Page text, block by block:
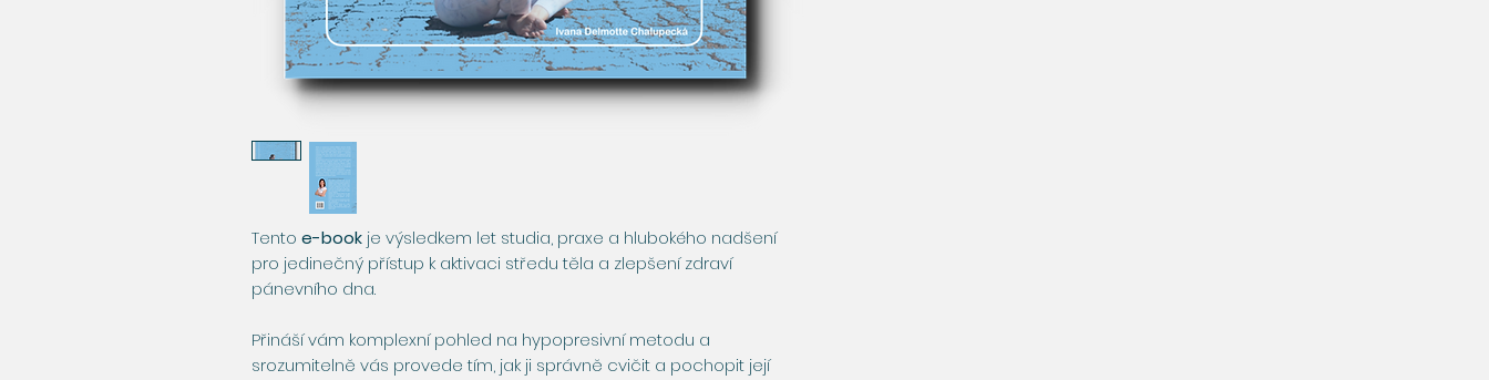
Tento e-book je výsledkem let studia, praxe a hlubokého nadšení
pro jedinečný přístup k aktivaci středu těla a zlepšení zdraví
pánevního dna.
Přináší vám komplexní pohled na hypopresivní metodu a
srozumitelně vás provede tím, jak ji správně cvičit a pochopit její